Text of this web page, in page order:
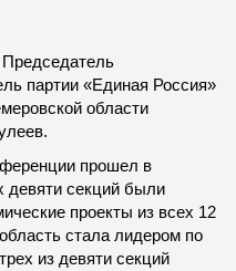
Председатель
партии «Единая Россия»
области
прошел в
девяти секций были
проекты из всех 12
стала лидером по
из девяти секций